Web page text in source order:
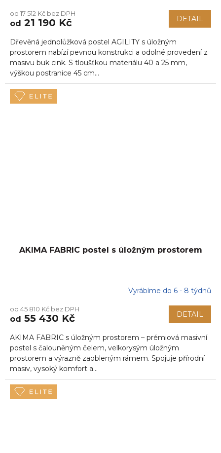
od 17 512 Kč bez DPH
od 21 190 Kč DETAIL
Dřevěná jednolůžková postel AGILITY s úložným
prostorem nabízí pevnou konstrukci a odolné provedení z
masivu buk cink. S tloušťkou materiálu 40 a 25 mm,
výškou postranice 45 cm...
AKIMA FABRIC postel s úložným prostorem
Vyrábíme do 6 - 8 týdnů
od 45 810 Kč bez DPH
od 55 430 Kč DETAIL
AKIMA FABRIC s úložným prostorem – prémiová masivní
postel s čalouněným čelem, velkorysým úložným
prostorem a výrazně zaobleným rámem. Spojuje přírodní
masiv, vysoký komfort a...